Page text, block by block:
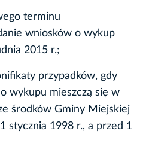
terminu
wniosków o wykup
2015 r.;
przypadków, gdy
wykupu mieszczą się w
środków Gminy Miejskiej
stycznia 1998 r., a przed 1